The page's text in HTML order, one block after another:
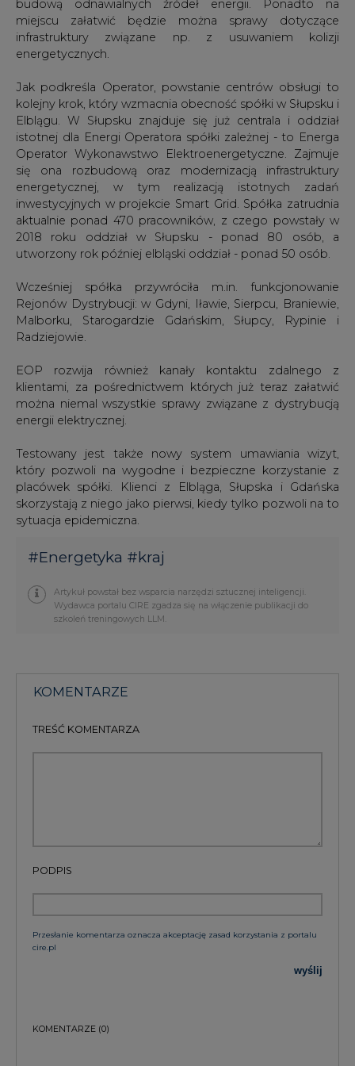
budową odnawialnych źródeł energii. Ponadto na
miejscu załatwić będzie można sprawy dotyczące
infrastruktury związane np. z usuwaniem kolizji
energetycznych.
Jak podkreśla Operator, powstanie centrów obsługi to
kolejny krok, który wzmacnia obecność spółki w Słupsku i
Elblągu. W Słupsku znajduje się już centrala i oddział
istotnej dla Energi Operatora spółki zależnej - to Energa
Operator Wykonawstwo Elektroenergetyczne. Zajmuje
się ona rozbudową oraz modernizacją infrastruktury
energetycznej, w tym realizacją istotnych zadań
inwestycyjnych w projekcie Smart Grid. Spółka zatrudnia
aktualnie ponad 470 pracowników, z czego powstały w
2018 roku oddział w Słupsku - ponad 80 osób, a
utworzony rok później elbląski oddział - ponad 50 osób.
Wcześniej spółka przywróciła m.in. funkcjonowanie
Rejonów Dystrybucji: w Gdyni, Iławie, Sierpcu, Braniewie,
Malborku, Starogardzie Gdańskim, Słupcy, Rypinie i
Radziejowie.
EOP rozwija również kanały kontaktu zdalnego z
klientami, za pośrednictwem których już teraz załatwić
można niemal wszystkie sprawy związane z dystrybucją
energii elektrycznej.
Testowany jest także nowy system umawiania wizyt,
który pozwoli na wygodne i bezpieczne korzystanie z
placówek spółki. Klienci z Elbląga, Słupska i Gdańska
skorzystają z niego jako pierwsi, kiedy tylko pozwoli na to
sytuacja epidemiczna.
#Energetyka #kraj
Artykuł powstał bez wsparcia narzędzi sztucznej inteligencji.
Wydawca portalu CIRE zgadza się na włączenie publikacji do
szkoleń treningowych LLM.
KOMENTARZE
TREŚĆ KOMENTARZA
PODPIS
Przesłanie komentarza oznacza akceptację zasad korzystania z portalu
cire.pl
wyślij
KOMENTARZE (0)